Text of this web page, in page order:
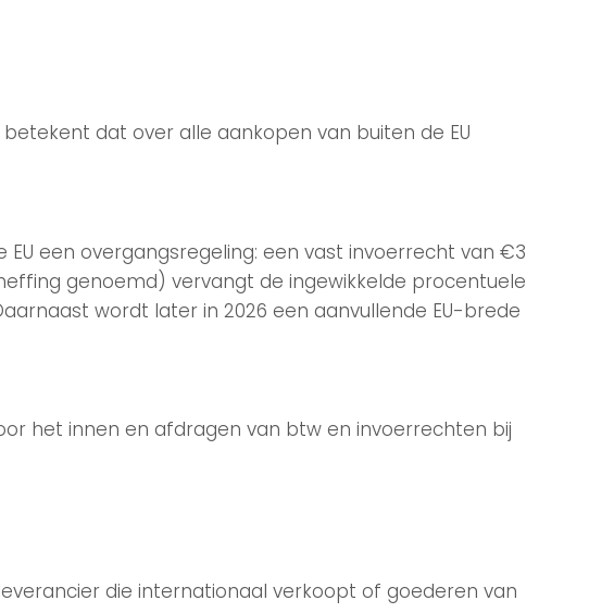
dat over alle aankopen van buiten de EU
een overgangsregeling: een vast invoerrecht van €3
genoemd) vervangt de ingewikkelde procentuele
wordt later in 2026 een aanvullende EU-brede
het innen en afdragen van btw en invoerrechten bij
die internationaal verkoopt of goederen van